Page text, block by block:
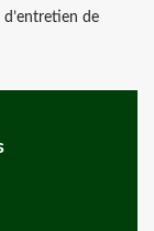
de